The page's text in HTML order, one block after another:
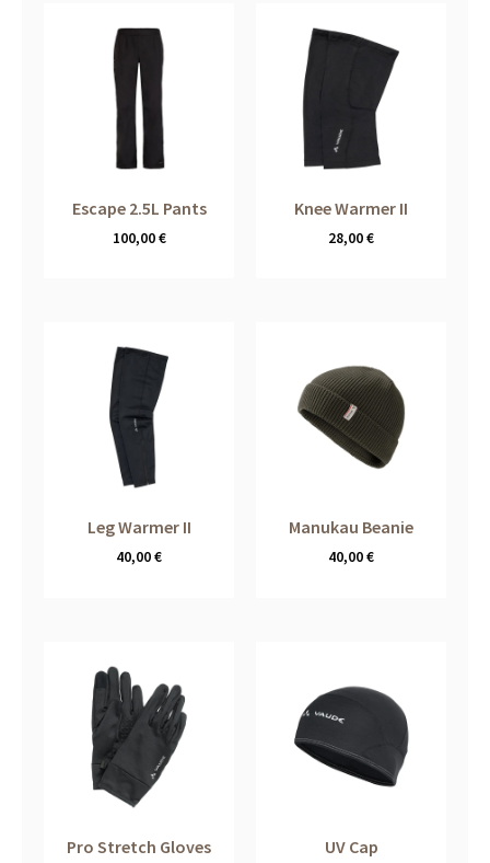
Escape 2.5L Pants
100,00€
Knee Warmer II
28,00€
Leg Warmer II
40,00€
Manukau Beanie
40,00€
Pro Stretch Gloves UV Cap